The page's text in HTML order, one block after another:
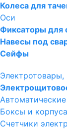
Колеса для
Оси
Фиксаторы для
Навесы под
Сейфы
Электротовары,
Боксы и
Счетчики